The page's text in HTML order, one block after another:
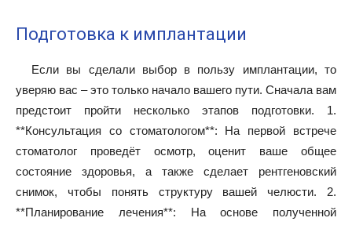
Подготовка к имплантации
Если вы сделали выбор в пользу имплантации, то
уверяю вас – это только начало вашего пути. Сначала вам
предстоит пройти несколько этапов подготовки. 1.
**Консультация со стоматологом**: На первой встрече
стоматолог проведёт осмотр, оценит ваше общее
состояние здоровья, а также сделает рентгеновский
снимок, чтобы понять структуру вашей челюсти. 2.
**Планирование лечения**: На основе полученной